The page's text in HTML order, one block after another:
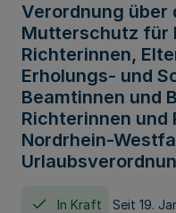
Verordnung über
Mutterschutz für
Richterinnen,
Erholungs- und
Beamtinnen und
Richterinnen und
Nordrhein-
In Kraft Seit 19.